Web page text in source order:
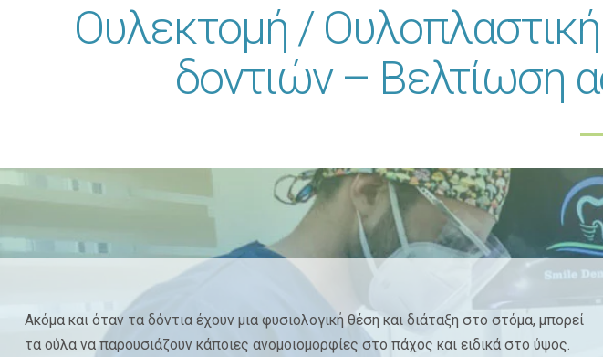
Ουλεκτομή /
δοντιών – Βελτίωση
Ακόμα και όταν τα δόντια έχουν μια φυσιολογική θέση και διάταξη στο στόμα, μπορεί
τα ούλα να παρουσιάζουν κάποιες ανομοιομορφίες στο πάχος και ειδικά στο ύψος.